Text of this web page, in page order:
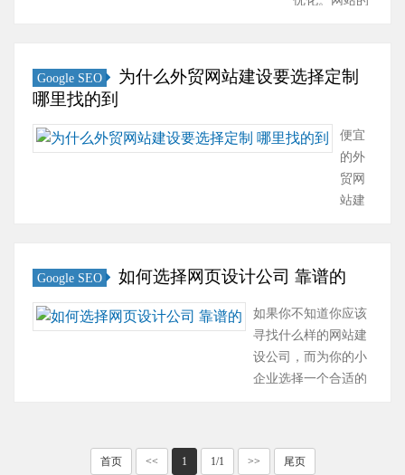
浏览器顶部蓝
色横幅中的文
访问者来说，
这个标题并不
在乎，但是搜
索引擎非常看
所以这部分要
做好。 这一阶
段称为页面优
化，是对页面
的装饰性因
Google SEO
为什么外贸网站建设要选择定制
哪里找的到
便宜
的外
贸网
站建
单，
内容
建设
方面
也是
Google SEO 如何选择网页设计公司 靠谱的
如果你不知道你应该
寻找什么样的网站建
设公司，而为你的小
企业选择一个合适的
找到合适的建站公
首页 << 1 1/1 >> 尾页